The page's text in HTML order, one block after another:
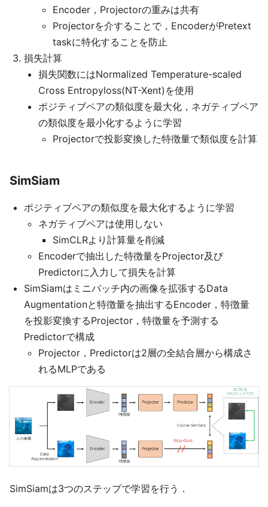
Encoder，Projectorの重みは共有
Projectorを介することで，EncoderがPretext
taskに特化することを防止
損失計算
損失関数にはNormalized Temperature-scaled
Cross Entropyloss(NT-Xent)を使用
ポジティブペアの類似度を最大化，ネガティブペア
の類似度を最小化するように学習
Projectorで投影変換した特徴量で類似度を計算
SimSiam
ポジティブペアの類似度を最大化するように学習
ネガティブペアは使用しない
SimCLRより計算量を削減
Encoderで抽出した特徴量をProjector及び
Predictorに入力して損失を計算
SimSiamはミニバッチ内の画像を拡張するData
Augmentationと特徴量を抽出するEncoder，特徴量
を投影変換するProjector，特徴量を予測する
Predictorで構成
Projector，Predictorは2層の全結合層から構成さ
れるMLPである
SimSiamは3つのステップで学習を行う．